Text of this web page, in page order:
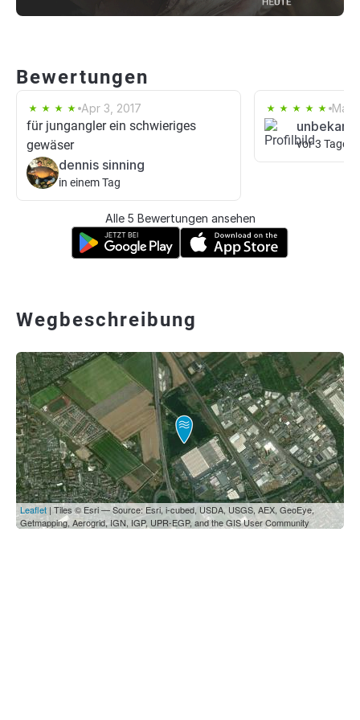
Bewertungen
Apr 3, 2017
für jungangler ein schwieriges
gewäser
dennis sinning
in einem Tag
Mar
vor 3 Tagen
Alle 5 Bewertungen ansehen
Wegbeschreibung
Leaflet | Tiles © Esri — Source: Esri, i-cubed, USDA, USGS, AEX, GeoEye,
Getmapping, Aerogrid, IGN, IGP, UPR-EGP, and the GIS User Community